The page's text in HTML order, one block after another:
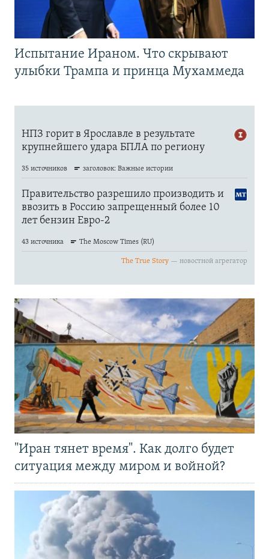
Испытание Ираном. Что скрывают
улыбки Трампа и принца Мухаммеда
"Иран тянет время". Как долго будет
ситуация между миром и войной?